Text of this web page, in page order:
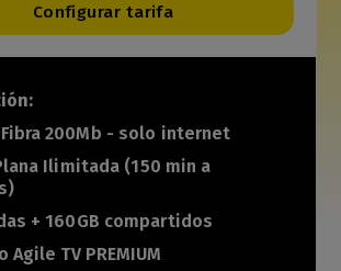
Configurar tarifa
Fibra 200Mb - solo internet
Ilimitada (150 min a
+ 160GB compartidos
Agile TV PREMIUM